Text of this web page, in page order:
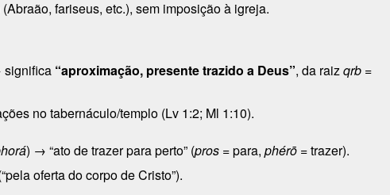
(Abraão, fariseus, etc.), sem imposição à igreja.
“aproximação, presente trazido a Deus”, da raiz qrb =
no tabernáculo/templo (Lv 1:2; Ml 1:10).
) → “ato de trazer para perto” (pros = para, phérō = trazer).
oferta do corpo de Cristo”).